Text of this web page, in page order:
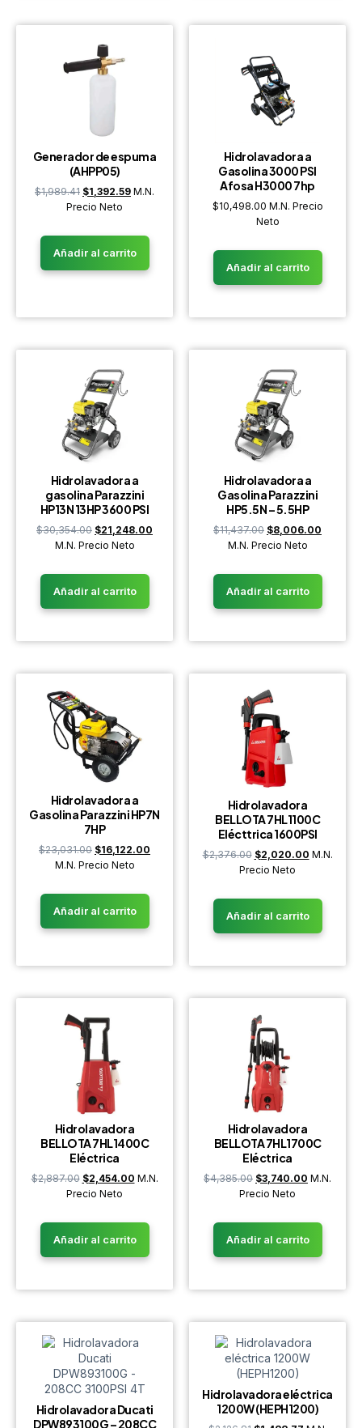
Generador de espuma
(AHPP05)
$1,989.41 $1,392.59 M.N.
Precio Neto
Añadir al carrito
Hidrolavadora a
Gasolina 3000 PSI
Afosa H3000 7hp
$10,498.00 M.N. Precio
Neto
Añadir al carrito
Hidrolavadora a
gasolina Parazzini
HP13N 13HP 3600 PSI
$30,354.00 $21,248.00
M.N. Precio Neto
Añadir al carrito
Hidrolavadora a
Gasolina Parazzini
HP5.5N – 5.5HP
$11,437.00 $8,006.00
M.N. Precio Neto
Añadir al carrito
Hidrolavadora a
Gasolina Parazzini HP7N
7HP
$23,031.00 $16,122.00
M.N. Precio Neto
Añadir al carrito
Hidrolavadora
BELLOTA 7HL1100C
Elécttrica 1600PSI
$2,376.00 $2,020.00 M.N.
Precio Neto
Añadir al carrito
Hidrolavadora
BELLOTA 7HL1400C
Eléctrica
$2,887.00 $2,454.00 M.N.
Precio Neto
Añadir al carrito
Hidrolavadora
BELLOTA 7HL1700C
Eléctrica
$4,385.00 $3,740.00 M.N.
Precio Neto
Añadir al carrito
Hidrolavadora Ducati
DPW893100G – 208CC
Hidrolavadora eléctrica
1200W (HEPH1200)